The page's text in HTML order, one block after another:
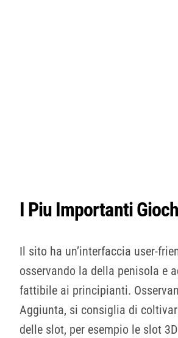
I Piu Importanti
Il sito ha un’interfaccia user-
osservando la della penisola e
fattibile ai principianti.
Aggiunta, si consiglia di
delle slot, per esempio le slot